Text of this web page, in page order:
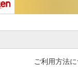
ご利用方法